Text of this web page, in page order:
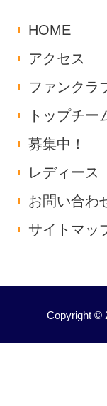
HOME
アクセス
ファンクラ
トップチー
募集中！
レディース
お問い合わ
サイトマッ
Copyright ©